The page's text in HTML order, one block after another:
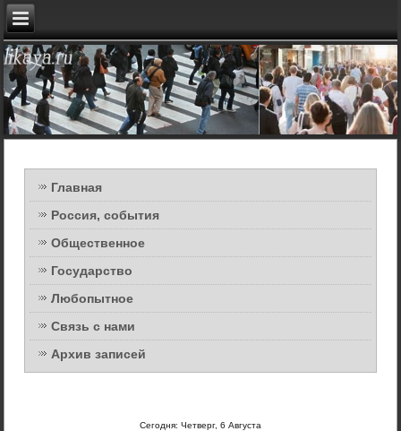
Главная
Россия, события
Общественное
Государство
Любопытное
Связь с нами
Архив записей
Сегодня: Четверг, 6 Августа